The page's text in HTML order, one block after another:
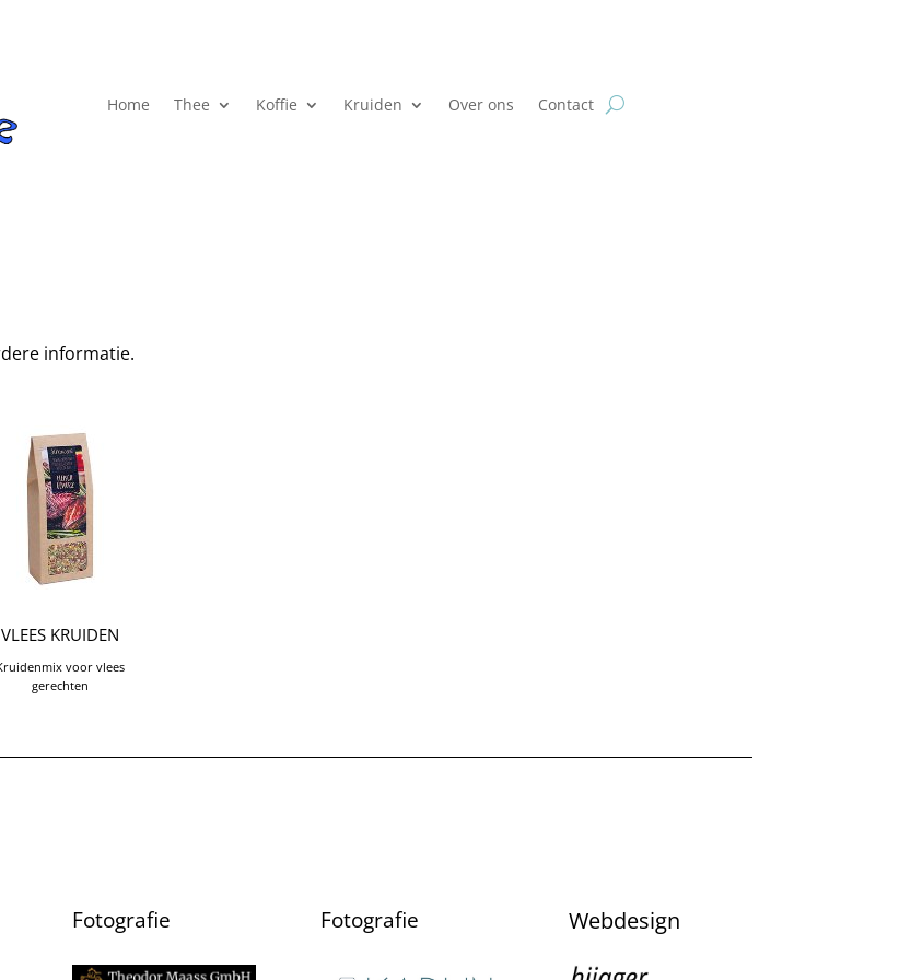
Home Thee Koffie Kruiden Over ons Contact
informatie.
VLEES KRUIDEN
voor vlees
gerechten
Fotografie Fotografie Webdesign